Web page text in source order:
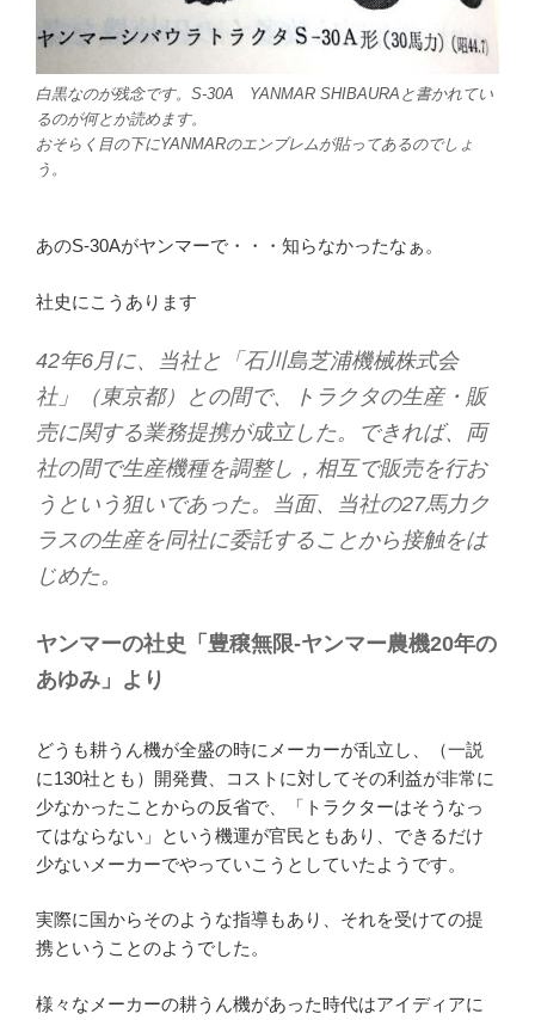
白黒なのが残念です。S-30A YANMAR SHIBAURAと書かれてい
るのが何とか読めます。
おそらく目の下にYANMARのエンブレムが貼ってあるのでしょ
う。
あのS-30Aがヤンマーで・・・知らなかったなぁ。
社史にこうあります
42年6月に、当社と「石川島芝浦機械株式会
社」（東京都）との間で、トラクタの生産・販
売に関する業務提携が成立した。できれば、両
社の間で生産機種を調整し，相互で販売を行お
うという狙いであった。当面、当社の27馬力ク
ラスの生産を同社に委託することから接触をは
じめた。
ヤンマーの社史「豊穣無限-ヤンマー農機20年の
あゆみ」より
どうも耕うん機が全盛の時にメーカーが乱立し、（一説
に130社とも）開発費、コストに対してその利益が非常に
少なかったことからの反省で、「トラクターはそうなっ
てはならない」という機運が官民ともあり、できるだけ
少ないメーカーでやっていこうとしていたようです。
実際に国からそのような指導もあり、それを受けての提
携ということのようでした。
様々なメーカーの耕うん機があった時代はアイディアに